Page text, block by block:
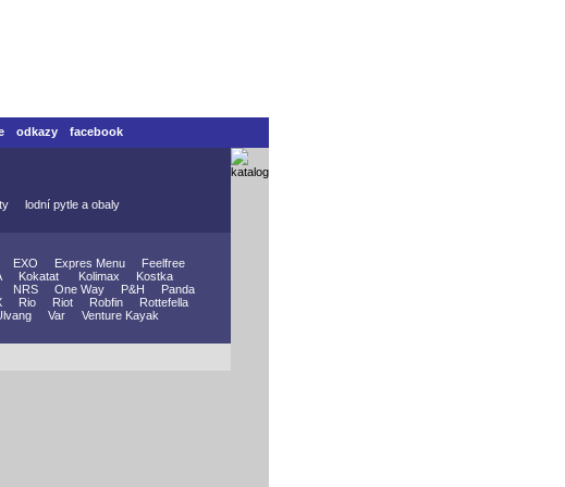
odkazy facebook
lodní pytle a obaly
EXO Expres Menu
Feelfree
Kokatat Kolimax
Kostka
NRS One Way P&H
Panda
Rio Riot Robfin
Rottefella
Var
Venture Kayak